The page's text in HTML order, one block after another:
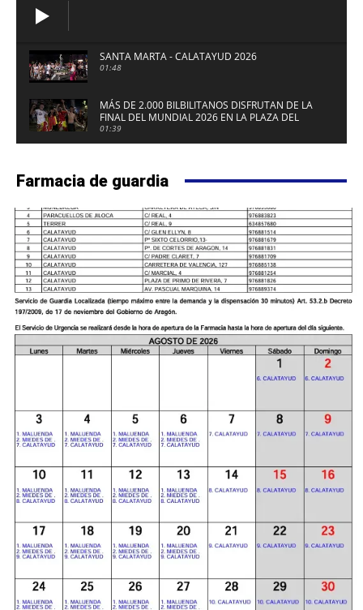
SANTA MARTA - CALATAYUD 2026
01:48
MÁS DE 2.000 BILBILITANOS DISFRUTAN DE LA
FINAL DEL MUNDIAL 2026 EN LA PLAZA DEL
FUERTE DE CALATAYUD
01:39
Farmacia de guardia